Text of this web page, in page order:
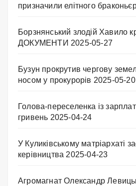
призначили елітного
Борзнянський злодій Хавило
ДОКУМЕНТИ 2025-05-27
Бузун прокрутив чергову
носом у прокурорів 2025-05-20
Голова-переселенка із
гривень 2025-04-24
У Куликівському матріархаті
керівництва 2025-04-23
Агромагнат Олександр